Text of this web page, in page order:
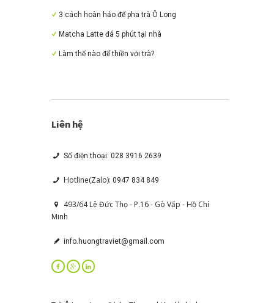
3 cách hoàn hảo để pha trà Ô Long
Matcha Latte đá 5 phút tại nhà
Làm thế nào để thiền với trà?
Liên hệ
Số điện thoại: 028 3916 2639
Hotline(Zalo): 0947 834 849
493/64 Lê Đức Thọ - P.16 - Gò Vấp - Hồ Chí
Minh
info.huongtraviet@gmail.com